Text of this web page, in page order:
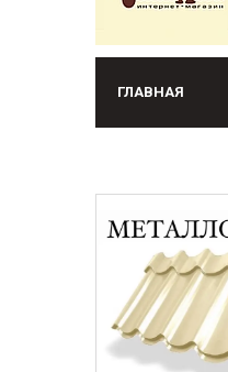
ГЛАВНАЯ